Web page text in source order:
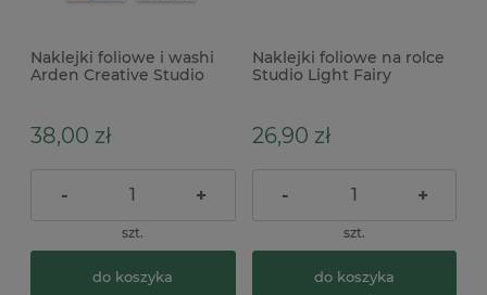
Naklejki foliowe i washi
Arden Creative Studio
38,00 zł
- +
szt.
do koszyka
Naklejki foliowe na rolce
Studio Light Fairy
26,90 zł
- +
szt.
do koszyka